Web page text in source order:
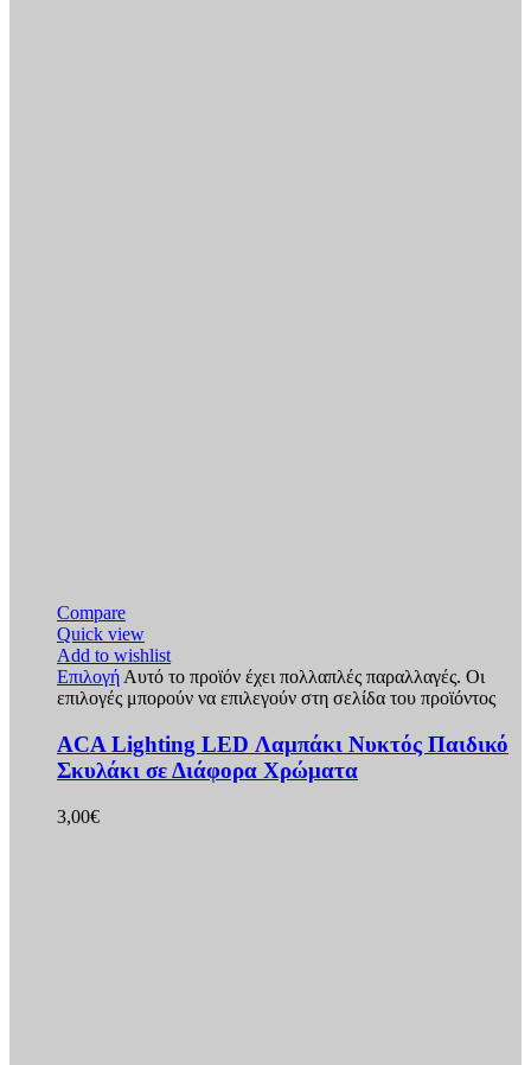
Compare
Quick view
Add to wishlist
Επιλογή Αυτό το προϊόν έχει πολλαπλές παραλλαγές. Οι
επιλογές μπορούν να επιλεγούν στη σελίδα του προϊόντος
ACA Lighting LED Λαμπάκι Νυκτός Παιδικό
Σκυλάκι σε Διάφορα Χρώματα
3,00€